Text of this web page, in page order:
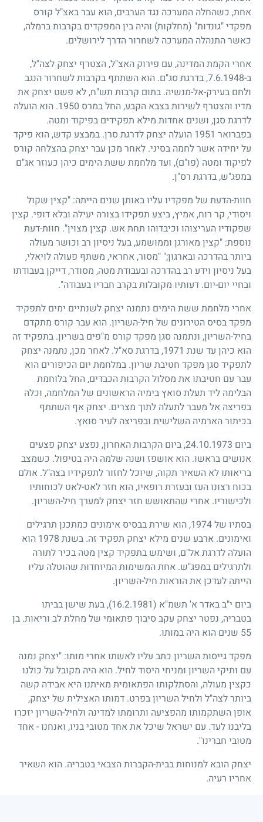
אחת, כשהחלה המערכה נגד הערבים, הוא עבר באצ"ל קורס
מפקדי "גונדות" (מחלקות) והיה בין המפקדים בקרבות ברמלה,
כאשר התנהלה המערכה לשחרור הדרך לירושלים.
אחרי הקמת המדינה, עם פירוק האצ"ל, הצטרף יצחק לצה"ל,
ב-7.6.1948, בדרגת סג"ם. הוא השתתף בקרבות לשחרור הנגב
ולחם בעירק-אל-מנשיה. בתום קרבות תש"ח, לא פשט יצחק את
מדיו והצטרף לשירות בצבא הקבע, החל במרס 1950. הוא הועלה
לדרגת סגן, ושנים אחדות מילא תפקידים בפיקוד ומטה.
בפברואר 1951 הועלה יצחק לדרגת סרן. במבצע קדש, הוא פיקד
על יחידה אשר לחמה בסיני. לאחר מכן עבר יצחק בהצלחה קורס
לפיקוד ומטה (פו"ם), ועד מלחמת ששת הימים כיהן כעוזר אג"ם
במפג"ש, בדרגת רס"ן.
חוות-הדעת של מפקדיו עליו באותן שנים הייתה: "קצין שקול
ויסודי, קר רוח, אמיץ, ביצע תפקידו בצורה יעילה ובלא דופי. קצין
שפקודיו העריצוהו וכיבדוהו תחת אש. קצין מצוין". חוות-דעת
נוספת: "קצין מאורגן וממושמע, בעל ניסיון רב וכושר מעולה
ביותר בהדרכה ובארגון;" "מסור, אחראי, משתף פעולה לויאלי,
בעל ניסיון וידע רב בהדרכה ובעבודת מטה, מסודר, דייקן בעבודתו
ובחיי יום-יום. דעותיו מקובלות בקרב חבריו בעבודה".
אחרי מלחמת ששת הימים נתמנה יצחק לשנתיים ימים לתפקיד
מפקד בסיס הטירונים של חיל-השריון. הוא עבר קורס מתקדם
בחיל-השריון, ונתמנה סגן מפקד קורס מ"פים בשריון. בתפקיד זה
הוא כיהן עד שנת 1971, בדרגת סא"ל. לאחר מכן, נתמנה יצחק
לתפקיד סגן מפקד חטיבת שריון. במלחמת יום הכיפורים הוא
עבר עם חטיבתו את מסלול הקרבות הכבדים, החל בלוחמת
הבלימה ליד תעלת סואץ בימיה הראשונים של המלחמה, וכלה
בפריצה אל מעבר לתעלה לתוך מצרים. יצחק אף השתתף
בכיתור הארמיה השלישית ובפריצה לעיר סואץ.
ביום 24.10.1973, ביום הקרבות האחרון, נפצע יצחק פצעים
אנושים בראשו. הוא אושפז ושנה שלמה היה בטיפול. כשמצב
בריאותו לא השאיר תקוה, שיוכל לחזור לתפקידיו בצה"ל. אולם
בכוח רצונו העז ובעזרת רופאיו, הוא חזר לאט-לאט לכוחותיו
ולכישוריו. אחרי שהתאושש חזר יצחק למערך חיל-השריון.
בסתיו של1974, הוא שירת בבסיס אימונים כמתכנן תרגילים
ואימונים. ארבע שנים מילא יצחק תפקיד זה. בשנת 1978 הוא
הועלה לדרגת אל"ם, ושימש בתפקיד קצין מטה בכיר לתורה
ולתרגילים במפג"ש. אחת המשימות המיוחדות שהוטלה עליו
הייתה לעדכן את הוראות חיל-השריון.
ביום י"ב באדר א' תשמ"א (16.2.1981)
, בעת שישן בביתו
בטבריה, נפטר יצחק עקב סיבוך פתאומי של מחלת לב וריאות. בן
55 שנים הוא היה במותו.
מפקד גייסות השריון כתב עליו לאשתו אחרי מותו: "יצחק נמנה
עם ותיקי השריון ומניחי היסוד לחיל. הוא היה מקובל על כולנו
כקצין מעולה, והסתלקותו הפתאומית מאיתנו היא אבידה קשה
ביותר לצה"ל ולחיל השריון בפרט. דמותו האצילית של יצחק,
אופן השתקמותו מהפציעה ותרומתו למדינה ולחיל-השריון יזכרו
בליבנו לעד. עם ישראל שיכל את אחד מטובי בניו, ואנחנו-אחד
מטובי חברינו".
יצחק הובא למנוחות בבית-הקברות הצבאי בטבריה. הוא השאיר
אחריו רעיה.